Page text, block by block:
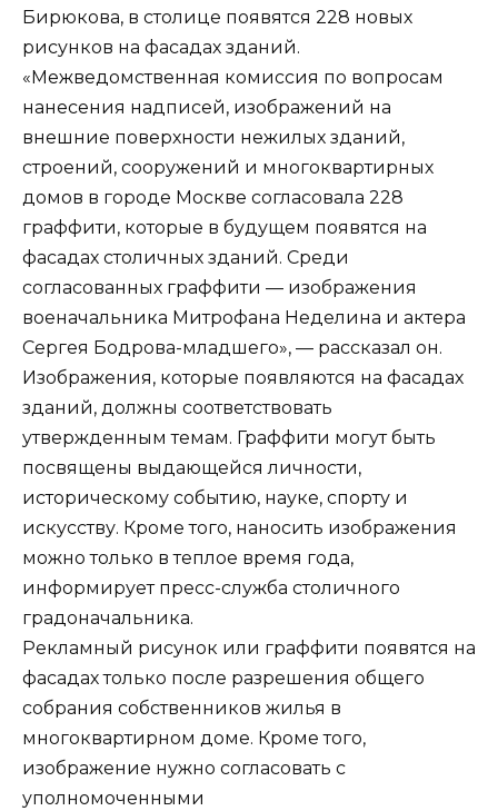
Бирюкова, в столице появятся 228 новых
рисунков на фасадах зданий.
«Межведомственная комиссия по вопросам
нанесения надписей, изображений на
внешние поверхности нежилых зданий,
строений, сооружений и многоквартирных
домов в городе Москве согласовала 228
граффити, которые в будущем появятся на
фасадах столичных зданий. Среди
согласованных граффити — изображения
военачальника Митрофана Неделина и актера
Сергея Бодрова-младшего», — рассказал он.
Изображения, которые появляются на фасадах
зданий, должны соответствовать
утвержденным темам. Граффити могут быть
посвящены выдающейся личности,
историческому событию, науке, спорту и
искусству. Кроме того, наносить изображения
можно только в теплое время года,
информирует пресс-служба столичного
градоначальника.
Рекламный рисунок или граффити появятся на
фасадах только после разрешения общего
собрания собственников жилья в
многоквартирном доме. Кроме того,
изображение нужно согласовать с
уполномоченными